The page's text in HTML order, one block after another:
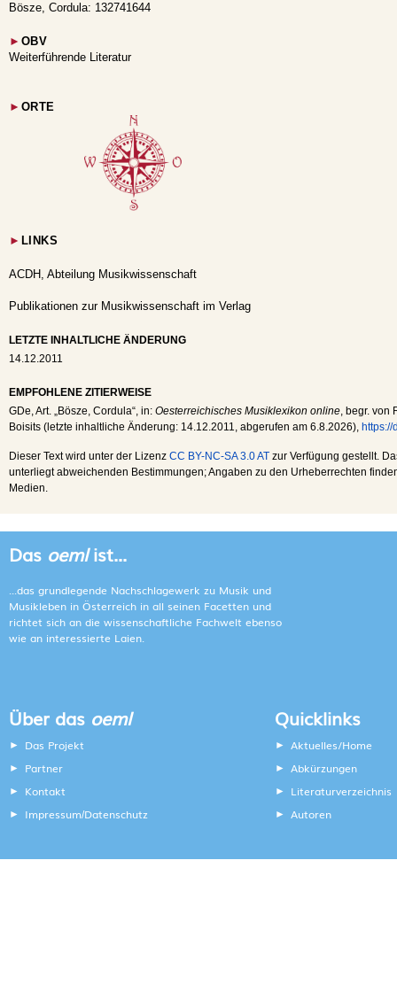
Bösze, Cordula: 132741644
► OBV
Weiterführende Literatur
► ORTE
► LINKS
ACDH, Abteilung Musikwissenschaft
Publikationen zur Musikwissenschaft im Verlag
LETZTE INHALTLICHE ÄNDERUNG
14.12.2011
EMPFOHLENE ZITIERWEISE
GDe , Art. „Bösze, Cordula“, in: Oesterreichisches Musiklexikon online , begr.
Boisits (letzte inhaltliche Änderung: 14.12.2011 , abgerufen am 6.8.2026), https://
Dieser Text wird unter der Lizenz CC BY-NC-SA 3.0 AT zur Verfügung gestellt.
unterliegt abweichenden Bestimmungen; Angaben zu den Urheberrechten
Medien.
Das oemlist...
...das grundlegende Nachschlagewerk zu Musik und
Musikleben in Österreich in all seinen Facetten und
richtet sich an die wissenschaftliche Fachwelt ebenso
wie an interessierte Laien.
Über das oeml
Das Projekt
Partner
Kontakt
Impressum/Datenschutz
Quicklinks
Aktuelles/Home
Abkürzungen
Literaturverzeichnis
Autoren